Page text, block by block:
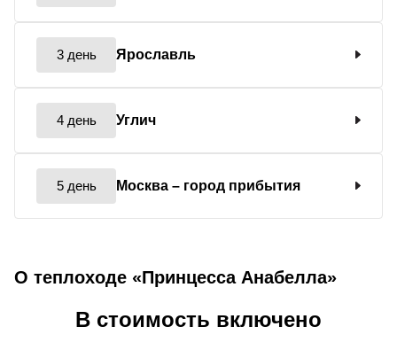
3 день Ярославль
4 день Углич
5 день Москва – город прибытия
О теплоходе «Принцесса Анабелла»
В стоимость включено